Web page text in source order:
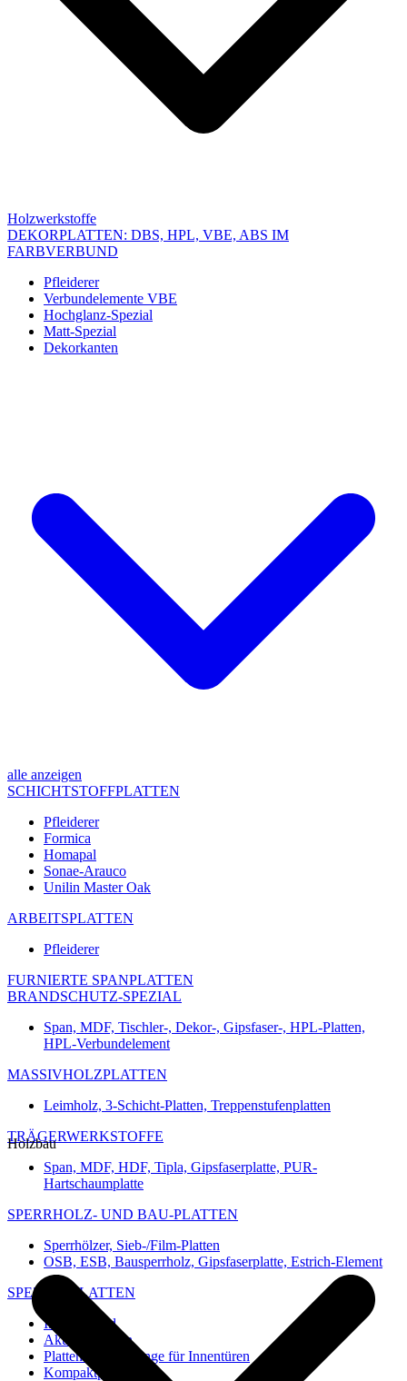
Holzwerkstoffe
DEKORPLATTEN: DBS, HPL, VBE, ABS IM
FARBVERBUND
Pfleiderer
Verbundelemente VBE
Hochglanz-Spezial
Matt-Spezial
Dekorkanten
alle anzeigen
SCHICHTSTOFFPLATTEN
Pfleiderer
Formica
Homapal
Sonae-Arauco
Unilin Master Oak
ARBEITSPLATTEN
Pfleiderer
FURNIERTE SPANPLATTEN
BRANDSCHUTZ-SPEZIAL
Span, MDF, Tischler-, Dekor-, Gipsfaser-, HPL-Platten,
HPL-Verbundelement
MASSIVHOLZPLATTEN
Leimholz, 3-Schicht-Platten, Treppenstufenplatten
TRÄGERWERKSTOFFE
Span, MDF, HDF, Tipla, Gipsfaserplatte, PUR-
Hartschaumplatte
SPERRHOLZ- UND BAU-PLATTEN
Sperrhölzer, Sieb-/Film-Platten
OSB, ESB, Bausperrholz, Gipsfaserplatte, Estrich-Element
SPEZIAL-PLATTEN
Imi-Verbund
Akustik-Platten
Platten und Rohlinge für Innentüren
Kompaktplatten
Holzbau